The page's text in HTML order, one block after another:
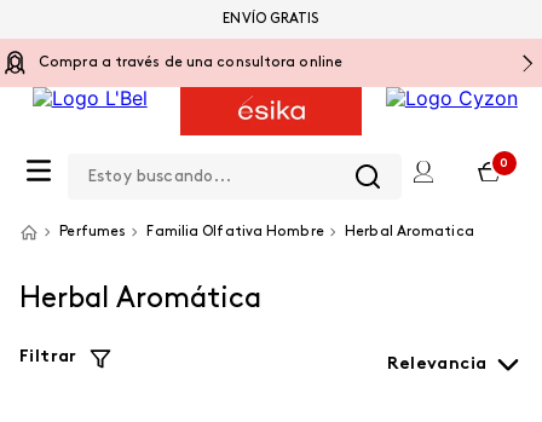
Compra a través de una consultora online
0
ENVÍO GRATIS
Perfumes Familia Olfativa Hombre Herbal Aromatica
Herbal Aromática
Filtrar Relevancia